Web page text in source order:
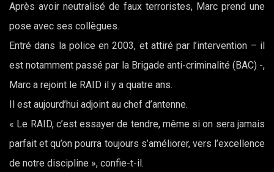
Après avoir neutralisé de faux terroristes, Marc prend une
pose avec ses collègues.
Entré dans la police en 2003, et attiré par l’intervention – il
est notamment passé par la Brigade anti-criminalité (BAC) -,
Marc a rejoint le RAID il y a quatre ans.
Il est aujourd’hui adjoint au chef d’antenne.
« Le RAID, c’est essayer de tendre, même si on sera jamais
parfait et qu’on pourra toujours s’améliorer, vers l’excellence
de notre discipline », confie-t-il.